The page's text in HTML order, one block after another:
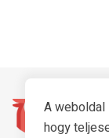
A weboldal
hogy